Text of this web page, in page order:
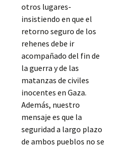
otros lugares-
insistiendo en que el
retorno seguro de los
rehenes debe ir
acompañado del fin de
la guerra y de las
matanzas de civiles
inocentes en Gaza.
Además, nuestro
mensaje es que la
seguridad a largo plazo
de ambos pueblos no se